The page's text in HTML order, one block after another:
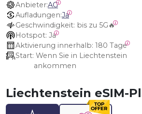
Anbieter:AG
Aufladungen:Ja
Geschwindigkeit: bis zu 5G🔥
Hotspot: Ja
Aktivierung innerhalb: 180 Tage
Start:
ankommen
Liechtenstein eSIM-